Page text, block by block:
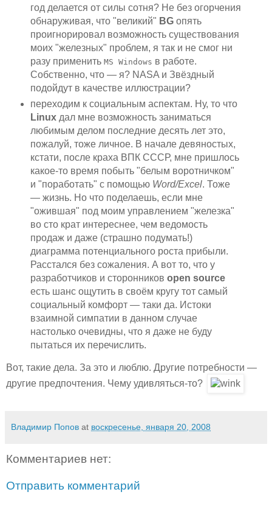
год делается от силы сотня? Не без огорчения
обнаруживая, что "великий" BGопять
проигнорировал возможность существования
моих "железных" проблем, я так и не смог ни
разу применить MS Windows в работе.
Собственно, что — я? NASA и Звёздный
подойдут в качестве иллюстрации?
переходим к социальным аспектам. Ну, то что
Linuxдал мне возможность заниматься
любимым делом последние десять лет это,
пожалуй, тоже личное. В начале девяностых,
кстати, после краха ВПК СССР, мне пришлось
какое-то время побыть "белым воротничком"
и "поработать" с помощью Word/Excel. Тоже
— жизнь. Но что поделаешь, если мне
"ожившая" под моим управлением "железка"
во сто крат интереснее, чем ведомость
продаж и даже (страшно подумать!)
диаграмма потенциального роста прибыли.
Расстался без сожаления. А вот то, что у
разработчиков и сторонников open source
есть шанс ощутить в своём кругу тот самый
социальный комфорт — таки да. Истоки
взаимной симпатии в данном случае
настолько очевидны, что я даже не буду
пытаться их перечислить.
Вот, такие дела. За это и люблю. Другие потребности —
другие предпочтения. Чему удивляться-то?
Владимир Попов at воскресенье, января 20, 2008
Комментариев нет:
Отправить комментарий